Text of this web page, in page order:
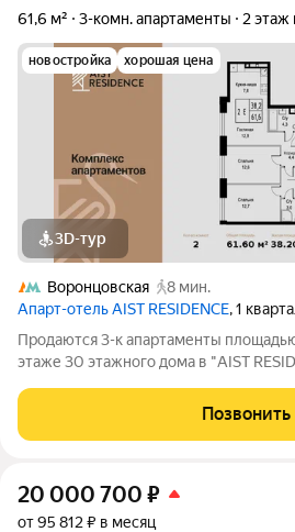
61,6 м²
3-комн. апартаменты 2 этаж
новостройка хорошая цена
3D-тур
Воронцовская
8 мин.
Апарт-отель AIST RESIDENCE, 1
Продаются 3-к апартаменты
этаже 30 этажного дома в "AIST
стремится к гармонии между
отдыхом на природе.
Позвонить
20 000 700 ₽
от 95 812 ₽ в месяц